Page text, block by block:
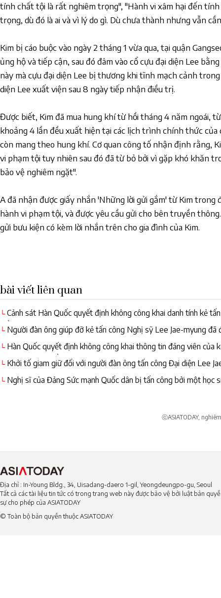
tính chất tội là rất nghiêm trọng", "Hành vi xâm hại đến
trọng, dù đó là ai và vì lý do gì. Dù chưa thành nhưng vẫn
Kim bị cáo buộc vào ngày 2 tháng 1 vừa qua, tại quận
ủng hộ và tiếp cận, sau đó đâm vào cổ cựu đại diện Lee
này mà cựu đại diện Lee bị thương khi tĩnh mạch cảnh
diện Lee xuất viện sau 8 ngày tiếp nhận điều trị.
Được biết, Kim đã mua hung khí từ hồi tháng 4 năm ngoái,
khoảng 4 lần đều xuất hiện tại các lịch trình chính thức của
còn mang theo hung khí. Cơ quan công tố nhận định rằng,
vi phạm tội tuy nhiên sau đó đã từ bỏ bởi vì gặp khó khăn
bảo vệ nghiêm ngặt".
A đã nhận được giấy nhắn 'Những lời gửi gắm' từ Kim trong
hành vi phạm tội, và được yêu cầu gửi cho bên truyền
gửi bưu kiện có kèm lời nhắn trên cho gia đình của Kim.
bài viết liên quan
└ Cảnh sát Hàn Quốc quyết định không công khai danh tính kẻ
Đồng hành
└ Người đàn ông giúp đỡ kẻ tấn công Nghị sỹ Lee Jae-myung đã
└ Hàn Quốc quyết định không công khai thông tin đảng viên của
Đảng Dân chủ Đồng hành
└ Khởi tố giam giữ đối với người đàn ông tấn công Đại diện Lee
nào khác
└ Nghị sĩ của Đảng Sức mạnh Quốc dân bị tấn công bởi một học
ⓒASIATODAY,
Địa chỉ : In-Young Bldg., 34, Uisadang-daero 1-gil, Yeongdeungpo-gu, Seoul
Tất cả các tài liệu tin tức có trong trang web này được bảo vệ bởi luật bản
sự cho phép của ASIATODAY
© Toàn bộ bản quyền thuộc ASIATODAY